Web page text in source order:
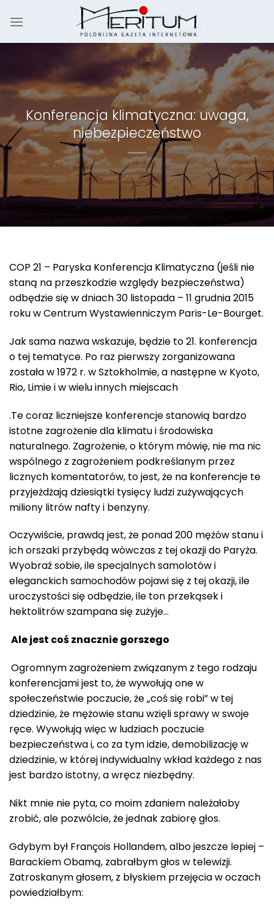
Konferencja klimatyczna: uwaga,
niebezpieczeństwo
COP 21 – Paryska Konferencja Klimatyczna (jeśli nie
staną na przeszkodzie względy bezpieczeństwa)
odbędzie się w dniach 30 listopada – 11 grudnia 2015
roku w Centrum Wystawienniczym Paris-Le-Bourget.
Jak sama nazwa wskazuje, będzie to 21. konferencja
o tej tematyce. Po raz pierwszy zorganizowana
została w 1972 r. w Sztokholmie, a następne w Kyoto,
Rio, Limie i w wielu innych miejscach
.Te coraz liczniejsze konferencje stanowią bardzo
istotne zagrożenie dla klimatu i środowiska
naturalnego. Zagrożenie, o którym mówię, nie ma nic
wspólnego z zagrożeniem podkreślanym przez
licznych komentatorów, to jest, że na konferencje te
przyjeżdżają dziesiątki tysięcy ludzi zużywających
miliony litrów nafty i benzyny.
Oczywiście, prawdą jest, że ponad 200 mężów stanu i
ich orszaki przybędą wówczas z tej okazji do Paryża.
Wyobraź sobie, ile specjalnych samolotów i
eleganckich samochodów pojawi się z tej okazji, ile
uroczystości się odbędzie, ile ton przekąsek i
hektolitrów szampana się zużyje…
Ale jest coś znacznie gorszego
Ogromnym zagrożeniem związanym z tego rodzaju
konferencjami jest to, że wywołują one w
społeczeństwie poczucie, że „coś się robi” w tej
dziedzinie, że mężowie stanu wzięli sprawy w swoje
ręce. Wywołują więc w ludziach poczucie
bezpieczeństwa i, co za tym idzie, demobilizację w
dziedzinie, w której indywidualny wkład każdego z nas
jest bardzo istotny, a wręcz niezbędny.
Nikt mnie nie pyta, co moim zdaniem należałoby
zrobić, ale pozwólcie, że jednak zabiorę głos.
Gdybym był François Hollandem, albo jeszcze lepiej –
Barackiem Obamą, zabrałbym głos w telewizji.
Zatroskanym głosem, z błyskiem przejęcia w oczach
powiedziałbym: